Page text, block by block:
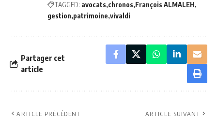
TAGGED: avocats chronos François ALMALEH
gestion patrimoine vivaldi
Partager cet
article
ARTICLE PRÉCÉDENT ARTICLE SUIVANT